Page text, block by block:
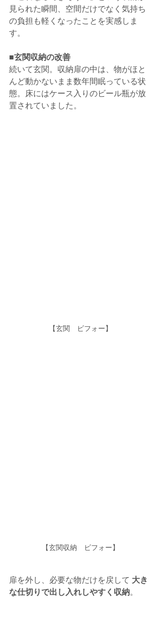
見られた瞬間、空間だけでなく気持ち
の負担も軽くなったことを実感しま
す。
■玄関収納の改善
続いて玄関。収納扉の中は、物がほと
んど動かないまま数年間眠っている状
態。床にはケース入りのビール瓶が放
置されていました。
【玄関　ビフォー】
【玄関収納　ビフォー】
扉を外し、必要な物だけを戻して 大き
な仕切りで出し入れしやすく収納。